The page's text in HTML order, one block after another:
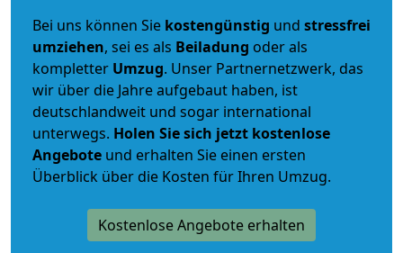
Bei uns können Sie kostengünstig und stressfrei
umziehen, sei es als Beiladung oder als
kompletter Umzug. Unser Partnernetzwerk, das
wir über die Jahre aufgebaut haben, ist
deutschlandweit und sogar international
unterwegs. Holen Sie sich jetzt kostenlose
Angebote und erhalten Sie einen ersten
Überblick über die Kosten für Ihren Umzug.
Kostenlose Angebote erhalten